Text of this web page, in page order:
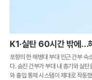
K1·실탄 60시간 밖에…
포항의 한 해병대 부대 인근 간부 숙
다. 숨진 간부가 부대 내 총기와 실
와 출입 통제 시스템이 제대로 작동